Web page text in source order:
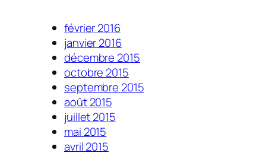
février 2016
janvier 2016
décembre 2015
octobre 2015
septembre 2015
août 2015
juillet 2015
mai 2015
avril 2015